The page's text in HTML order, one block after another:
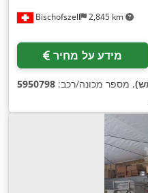
Bischofszell 2,845 km
מידע על מחיר
, מספר מכונה/רכב: 5950798